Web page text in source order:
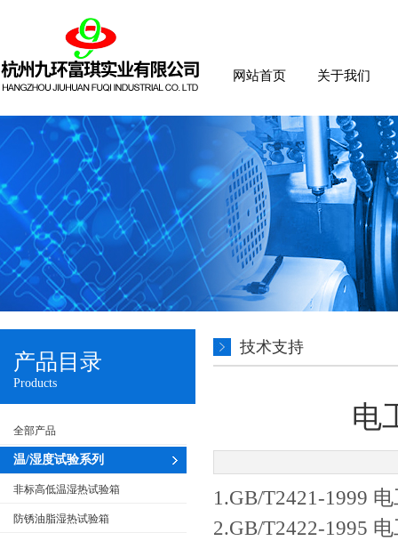
网站首页 关于我们
产品目录
Products
全部产品
温/湿度试验系列
非标高低温湿热试验箱
防锈油脂湿热试验箱
技术支持
电
1.GB/T2421-1999
2.GB/T2422-1995